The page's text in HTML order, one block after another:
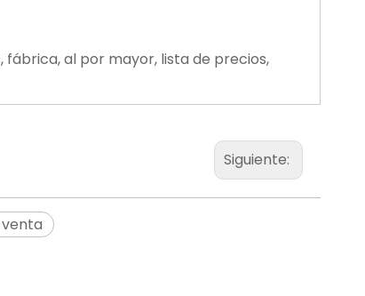
al por mayor, lista de precios,
Siguiente: